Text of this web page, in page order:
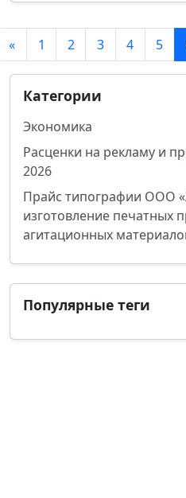
« 1 2 3 4 5
Категории
Экономика
Расценки на рекламу и
2026
Прайс типографии ООО
изготовление печатных
агитационных
Популярные теги